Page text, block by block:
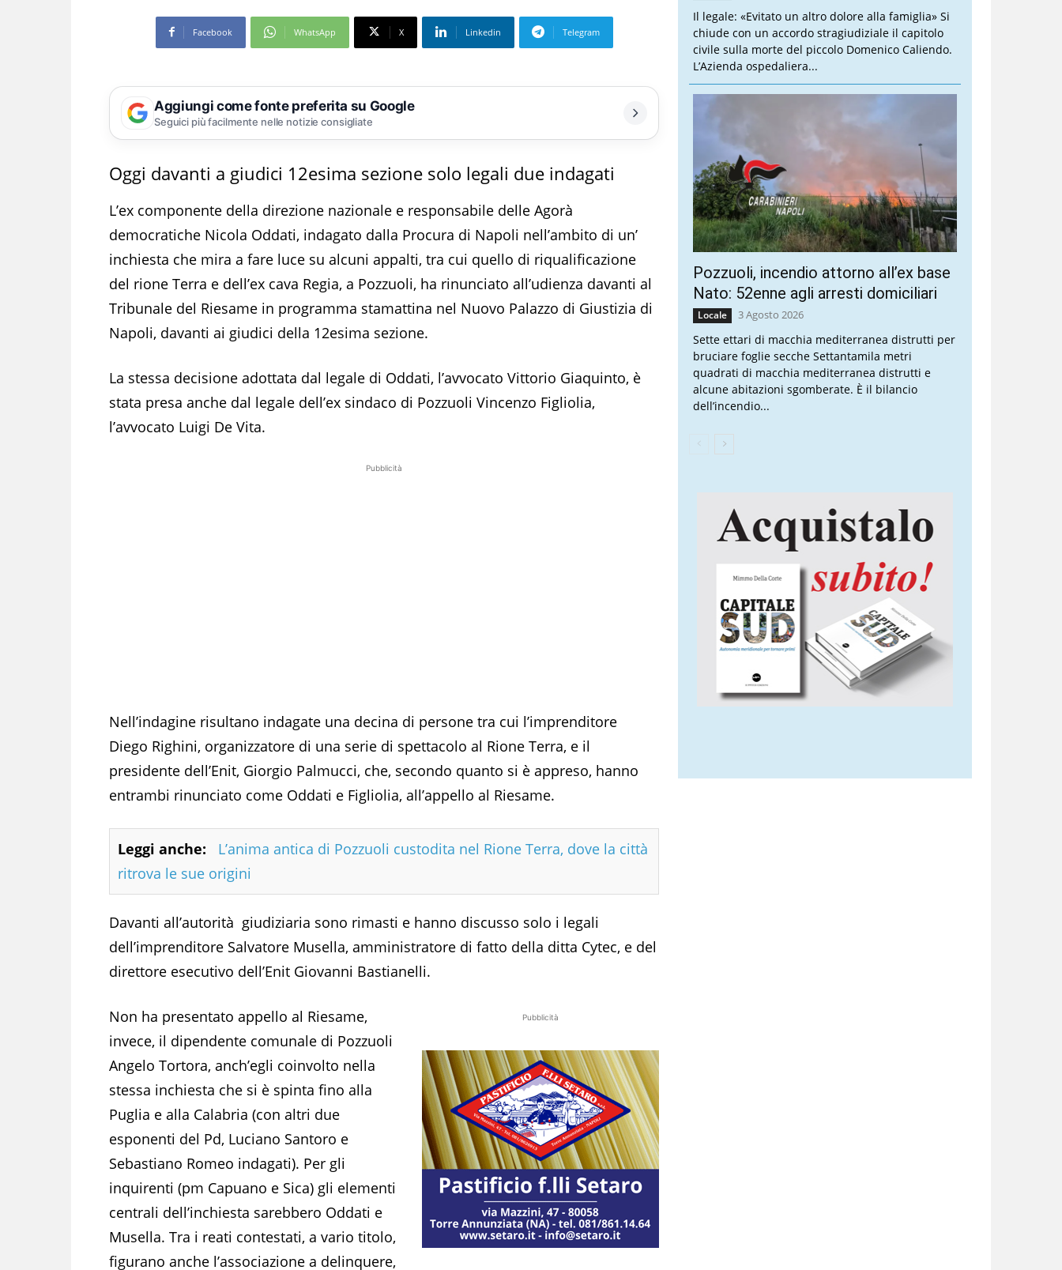
Facebook WhatsApp X Linkedin Telegram
Aggiungi come fonte preferita su Google
Seguici più facilmente nelle notizie consigliate
Oggi davanti a giudici 12esima sezione solo legali due indagati
L’ex componente della direzione nazionale e responsabile delle Agorà
democratiche Nicola Oddati, indagato dalla Procura di Napoli nell’ambito di un’
inchiesta che mira a fare luce su alcuni appalti, tra cui quello di riqualificazione
del rione Terra e dell’ex cava Regia, a Pozzuoli, ha rinunciato all’udienza davanti al
Tribunale del Riesame in programma stamattina nel Nuovo Palazzo di Giustizia di
Napoli, davanti ai giudici della 12esima sezione.
La stessa decisione adottata dal legale di Oddati, l’avvocato Vittorio Giaquinto, è
stata presa anche dal legale dell’ex sindaco di Pozzuoli Vincenzo Figliolia,
l’avvocato Luigi De Vita.
Pubblicità
Nell’indagine risultano indagate una decina di persone tra cui l’imprenditore
Diego Righini, organizzatore di una serie di spettacolo al Rione Terra, e il
presidente dell’Enit, Giorgio Palmucci, che, secondo quanto si è appreso, hanno
entrambi rinunciato come Oddati e Figliolia, all’appello al Riesame.
Leggi anche:
L’anima antica di Pozzuoli custodita nel Rione Terra, dove la città
ritrova le sue origini
Davanti all’autorità giudiziaria sono rimasti e hanno discusso solo i legali
dell’imprenditore Salvatore Musella, amministratore di fatto della ditta Cytec, e del
direttore esecutivo dell’Enit Giovanni Bastianelli.
Pubblicità
Non ha presentato appello al Riesame,
invece, il dipendente comunale di Pozzuoli
Angelo Tortora, anch’egli coinvolto nella
stessa inchiesta che si è spinta fino alla
Puglia e alla Calabria (con altri due
esponenti del Pd, Luciano Santoro e
Sebastiano Romeo indagati). Per gli
inquirenti (pm Capuano e Sica) gli elementi
centrali dell’inchiesta sarebbero Oddati e
Musella. Tra i reati contestati, a vario titolo,
figurano anche l’associazione a delinquere,
Il legale: «Evitato un altro dolore alla famiglia» Si
chiude con un accordo stragiudiziale il capitolo
civile sulla morte del piccolo Domenico Caliendo.
L’Azienda ospedaliera...
Pozzuoli, incendio attorno all’ex base
Nato: 52enne agli arresti domiciliari
Locale 3 Agosto 2026
Sette ettari di macchia mediterranea distrutti per
bruciare foglie secche Settantamila metri
quadrati di macchia mediterranea distrutti e
alcune abitazioni sgomberate. È il bilancio
dell’incendio...